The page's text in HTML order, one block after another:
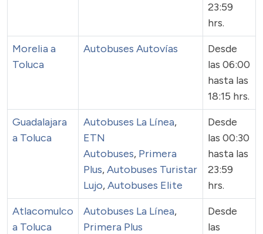
23:59
hrs.
Morelia a
Toluca
Autobuses Autovías
Desde
las 06:00
hasta las
18:15 hrs.
Guadalajara
a Toluca
Autobuses La Línea,
ETN
Autobuses, Primera
Plus,Autobuses Turistar
Lujo,Autobuses Elite
Desde
las 00:30
hasta las
23:59
hrs.
Atlacomulco
a Toluca
Autobuses La Línea,
Primera Plus
Desde
las